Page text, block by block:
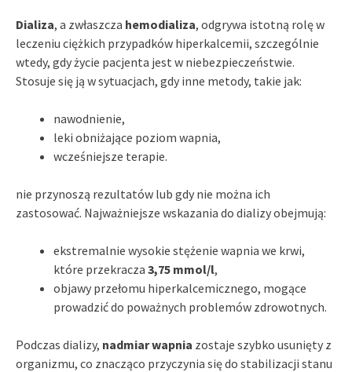
Dializa, a zwłaszcza hemodializa, odgrywa istotną rolę w
leczeniu ciężkich przypadków hiperkalcemii, szczególnie
wtedy, gdy życie pacjenta jest w niebezpieczeństwie.
Stosuje się ją w sytuacjach, gdy inne metody, takie jak:
nawodnienie,
leki obniżające poziom wapnia,
wcześniejsze terapie.
nie przynoszą rezultatów lub gdy nie można ich
zastosować. Najważniejsze wskazania do dializy obejmują:
ekstremalnie wysokie stężenie wapnia we krwi,
które przekracza 3,75 mmol/l,
objawy przełomu hiperkalcemicznego, mogące
prowadzić do poważnych problemów zdrowotnych.
Podczas dializy, nadmiar wapnia zostaje szybko usunięty z
organizmu, co znacząco przyczynia się do stabilizacji stanu